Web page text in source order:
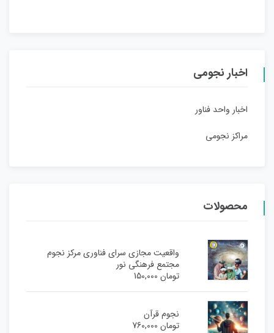
اخبار نجومی
اخبار واحد فناور
مراکز نجومی
محصولات
واقعیت مجازی سرای فناوری مرکز نجوم
مجتمع فرهنگی نور
تومان150,000
نجوم قرآن
تومان760,000